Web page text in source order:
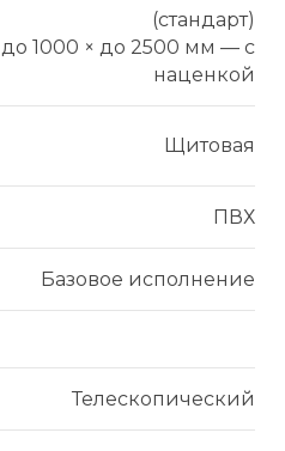
(стандарт)
до 1000 × до 2500 мм — с
наценкой
Щитовая
ПВХ
Базовое исполнение
Телескопический